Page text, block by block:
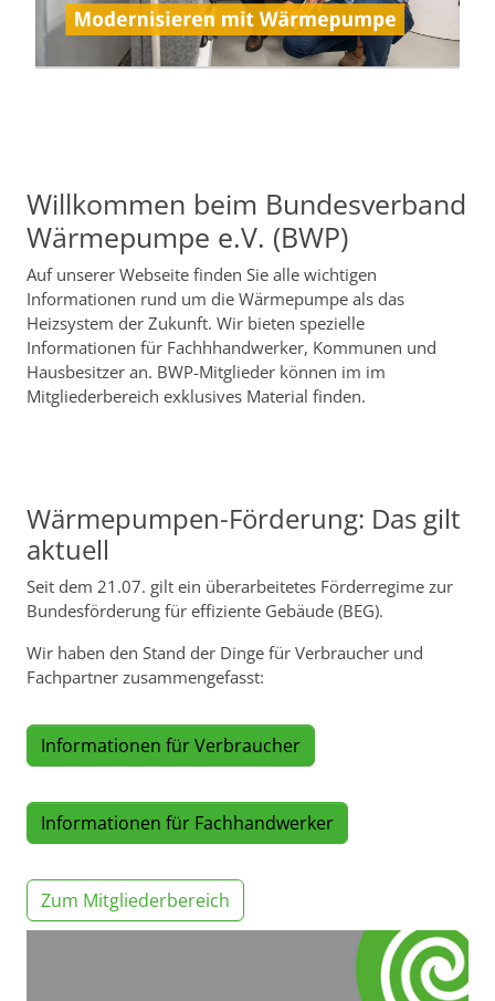
PREVIOUS NEXT
Willkommen beim Bundesverband
Wärmepumpe e.V. (BWP)
Auf unserer Webseite finden Sie alle wichtigen
Informationen rund um die Wärmepumpe als das
Heizsystem der Zukunft. Wir bieten spezielle
Informationen für Fachhhandwerker, Kommunen und
Hausbesitzer an. BWP-Mitglieder können im im
Mitgliederbereich exklusives Material finden.
Wärmepumpen-Förderung: Das gilt
aktuell
Seit dem 21.07. gilt ein überarbeitetes Förderregime zur
Bundesförderung für effiziente Gebäude (BEG).
Wir haben den Stand der Dinge für Verbraucher und
Fachpartner zusammengefasst:
Informationen für Verbraucher
Informationen für Fachhandwerker
Zum Mitgliederbereich